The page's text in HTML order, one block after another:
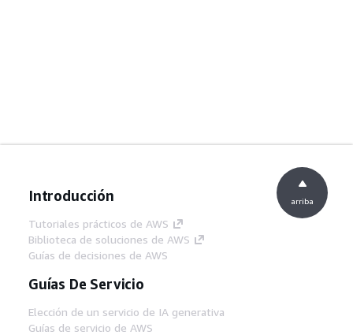
Introducción
Tutoriales prácticos de AWS
Biblioteca de soluciones de AWS
Guías de decisiones de AWS
Guías De Servicio
Elección de un servicio de IA generativa
Guías de servicio de AWS
arriba